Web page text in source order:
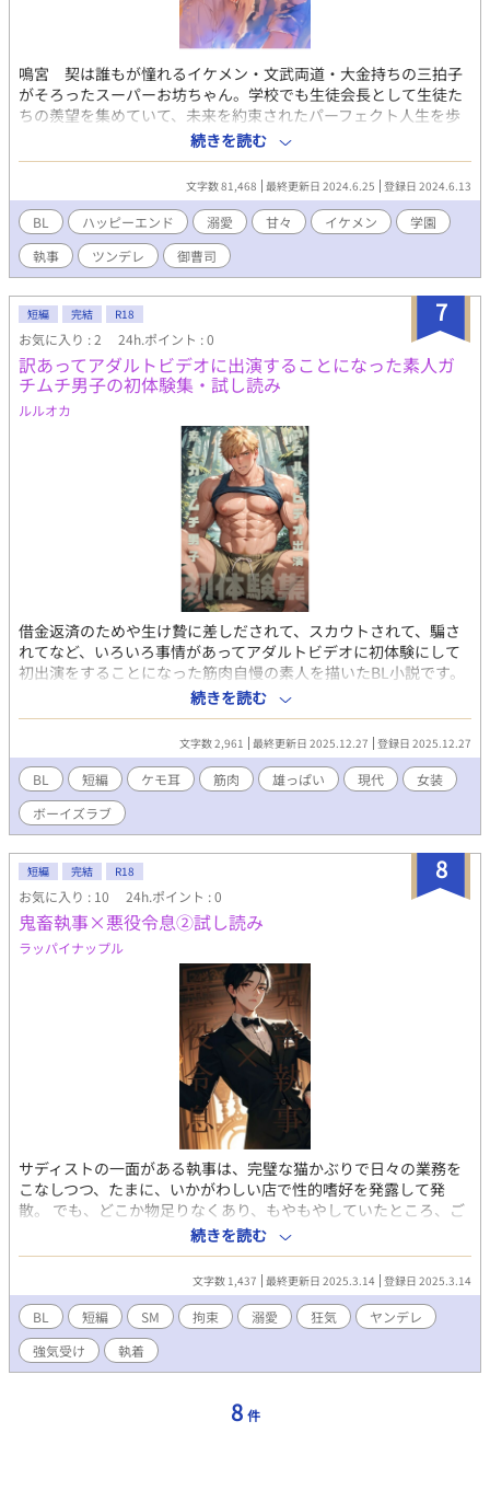
鳴宮 契は誰もが憧れるイケメン・文武両道・大金持ちの三拍子
がそろったスーパーお坊ちゃん。学校でも生徒会長として生徒た
ちの羨望を集めていて、未来を約束されたパーフェクト人生を歩
んでいた。しかしそんな契に、悩みができてしまう。執事の氷高
が最近、ヤバイのだ。
続きを読む
文字数 81,468 最終更新日 2024.6.25 登録日 2024.6.13
BL ハッピーエンド 溺愛 甘々 イケメン
学園
執事
ツンデレ 御曹司
7
短編 完結 R18
お気に入り : 2 24h.ポイント : 0
訳あってアダルトビデオに出演することになった素人ガ
チムチ男子の初体験集・試し読み
ルルオカ
借金返済のためや生け贄に差しだされて、スカウトされて、騙さ
れてなど、いろいろ事情があってアダルトビデオに初体験にして
初出演をすることになった筋肉自慢の素人を描いたBL小説です。
10枚の挿し絵つき10作の短編小説。筋肉と雄っぱいを蒸し蒸しぷ
るぷるあんあんさせる、がっつりガチムチ受けR18。 カップリン
グはこちら↓ 男優×裸にオーバオール、ご主人さま×メイド、借
金とり×茶道家の婿、ご主人さま×執事、撮影者×馬の獣人、患
者×ナース、主将×セーラー服の後輩、部族×捕虜、探検隊×虎
の獣人、中年親父×関西弁の熱風師。 こちらは試し読みになりま
す。 本編は電子書籍で販売中。 詳細を知れるブログのリンクは↓
にあります。
続きを読む
文字数 2,961 最終更新日 2025.12.27 登録日 2025.12.27
BL 短編 ケモ耳 筋肉 雄っぱい 現代
女装
ボーイズラブ
8
短編 完結 R18
お気に入り : 10 24h.ポイント : 0
鬼畜執事×悪役令息②試し読み
ラッパイナップル
サディストの一面がある執事は、完璧な猫かぶりで日々の業務を
こなしつつ、たまに、いかがわしい店で性的嗜好を発露して発
散。 でも、どこか物足りなくあり、もやもやしていたところ、ご
主人さまの姪を強引に口説こうとする赤髪の令息を見て、みょう
に惹かれてしまい・・・。 異世界転生もののBL小説。R18。 SM
っぽいけど、痛い描写なし、受けはとことん快楽堕ち。 隠れサデ
ィスト執事×反抗的悪役令息。執事視点。 各サイトで電子書籍を
販売中。 「鬼畜執事×侯爵令息」2作「鬼畜執事×悪役令息」2
作、合計4作を収録したBL短編集も販売中。 詳細を知れるブログ
のリンクは↓にあります。
続きを読む
文字数 1,437 最終更新日 2025.3.14 登録日 2025.3.14
BL 短編 SM 拘束 溺愛 狂気
ヤンデレ
強気受け
執着
8 件